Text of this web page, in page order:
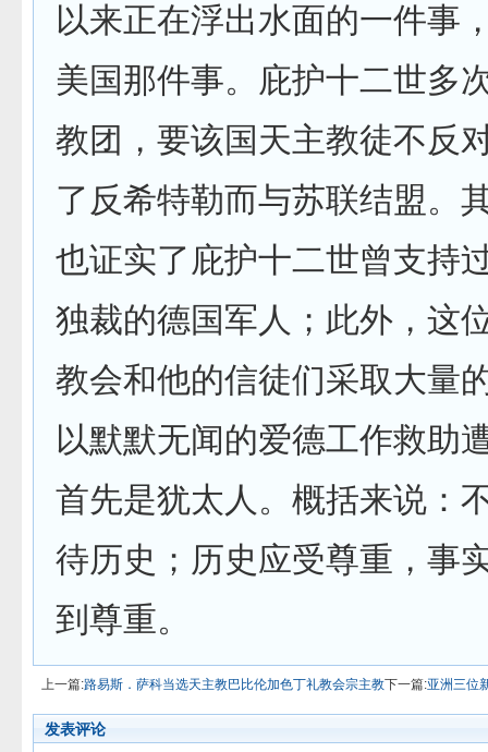
以来正在浮出水面的一件事
美国那件事。庇护十二世多
教团，要该国天主教徒不反
了反希特勒而与苏联结盟。
也证实了庇护十二世曾支持
独裁的德国军人；此外，这
教会和他的信徒们采取大量
以默默无闻的爱德工作救助
首先是犹太人。概括来说：
待历史；历史应受尊重，事
到尊重。
上一篇:路易斯．萨科当选天主教巴比伦加色丁礼教会宗主教下一篇:亚洲三位
发表评论